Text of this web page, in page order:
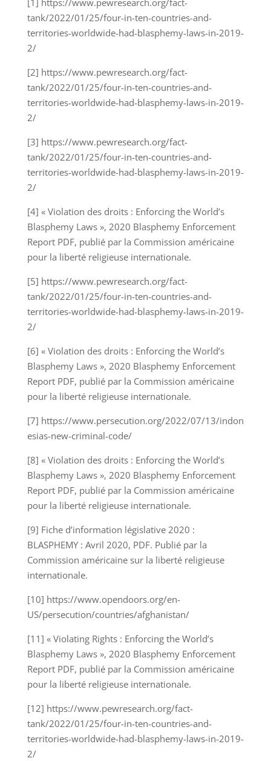
[1] https://www.pewresearch.org/fact-
tank/2022/01/25/four-in-ten-countries-and-
territories-worldwide-had-blasphemy-laws-in-2019-
2/
[2] https://www.pewresearch.org/fact-
tank/2022/01/25/four-in-ten-countries-and-
territories-worldwide-had-blasphemy-laws-in-2019-
2/
[3] https://www.pewresearch.org/fact-
tank/2022/01/25/four-in-ten-countries-and-
territories-worldwide-had-blasphemy-laws-in-2019-
2/
[4] « Violation des droits : Enforcing the World’s
Blasphemy Laws », 2020 Blasphemy Enforcement
Report PDF, publié par la Commission américaine
pour la liberté religieuse internationale.
[5] https://www.pewresearch.org/fact-
tank/2022/01/25/four-in-ten-countries-and-
territories-worldwide-had-blasphemy-laws-in-2019-
2/
[6] « Violation des droits : Enforcing the World’s
Blasphemy Laws », 2020 Blasphemy Enforcement
Report PDF, publié par la Commission américaine
pour la liberté religieuse internationale.
[7] https://www.persecution.org/2022/07/13/indon
esias-new-criminal-code/
[8] « Violation des droits : Enforcing the World’s
Blasphemy Laws », 2020 Blasphemy Enforcement
Report PDF, publié par la Commission américaine
pour la liberté religieuse internationale.
[9] Fiche d’information législative 2020 :
BLASPHEMY : Avril 2020, PDF. Publié par la
Commission américaine sur la liberté religieuse
internationale.
[10] https://www.opendoors.org/en-
US/persecution/countries/afghanistan/
[11] « Violating Rights : Enforcing the World’s
Blasphemy Laws », 2020 Blasphemy Enforcement
Report PDF, publié par la Commission américaine
pour la liberté religieuse internationale.
[12] https://www.pewresearch.org/fact-
tank/2022/01/25/four-in-ten-countries-and-
territories-worldwide-had-blasphemy-laws-in-2019-
2/